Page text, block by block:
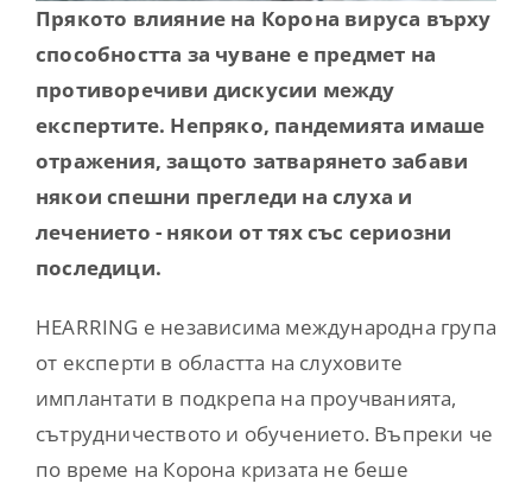
Contact
Прякото влияние на Корона вируса върху
способността за чуване е предмет на
противоречиви дискусии между
експертите. Непряко, пандемията имаше
отражения, защото затварянето забави
някои спешни прегледи на слуха и
лечението - някои от тях със сериозни
последици.
HEARRING е независима международна група
от експерти в областта на слуховите
имплантати в подкрепа на проучванията,
сътрудничеството и обучението. Въпреки че
по време на Корона кризата не беше